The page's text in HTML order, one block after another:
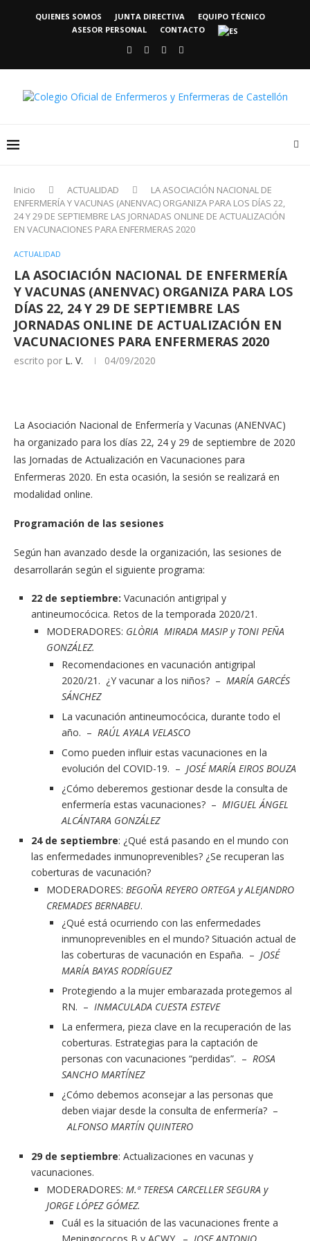
QUIENES SOMOS JUNTA DIRECTIVA
EQUIPO TÉCNICO
ASESOR PERSONAL
CONTACTO
Inicio ACTUALIDAD
LA ASOCIACIÓN NACIONAL DE
ENFERMERÍA Y VACUNAS (ANENVAC) ORGANIZA PARA LOS DÍAS 22,
24 Y 29 DE SEPTIEMBRE LAS JORNADAS ONLINE DE ACTUALIZACIÓN
EN VACUNACIONES PARA ENFERMERAS 2020
ACTUALIDAD
LA ASOCIACIÓN NACIONAL DE ENFERMERÍA
Y VACUNAS (ANENVAC) ORGANIZA PARA LOS
DÍAS 22, 24 Y 29 DE SEPTIEMBRE LAS
JORNADAS ONLINE DE ACTUALIZACIÓN EN
VACUNACIONES PARA ENFERMERAS 2020
escrito por L. V. 04/09/2020
La Asociación Nacional de Enfermería y Vacunas (ANENVAC)
ha organizado para los días 22, 24 y 29 de septiembre de 2020
las Jornadas de Actualización en Vacunaciones para
Enfermeras 2020. En esta ocasión, la sesión se realizará en
modalidad online.
Programación de las sesiones
Según han avanzado desde la organización, las sesiones de
desarrollarán según el siguiente programa:
22 de septiembre: Vacunación antigripal y
antineumocócica. Retos de la temporada 2020/21.
MODERADORES: GLÒRIA MIRADA MASIP y TONI PEÑA
GONZÁLEZ.
Recomendaciones en vacunación antigripal
2020/21. ¿Y vacunar a los niños? – MARÍA GARCÉS
SÁNCHEZ
La vacunación antineumocócica, durante todo el
año. – RAÚL AYALA VELASCO
Como pueden influir estas vacunaciones en la
evolución del COVID-19. – JOSÉ MARÍA EIROS BOUZA
¿Cómo deberemos gestionar desde la consulta de
enfermería estas vacunaciones? – MIGUEL ÁNGEL
ALCÁNTARA GONZÁLEZ
24 de septiembre: ¿Qué está pasando en el mundo con
las enfermedades inmunoprevenibles? ¿Se recuperan las
coberturas de vacunación?
MODERADORES: BEGOÑA REYERO ORTEGA y ALEJANDRO
CREMADES BERNABEU.
¿Qué está ocurriendo con las enfermedades
inmunoprevenibles en el mundo? Situación actual de
las coberturas de vacunación en España. – JOSÉ
MARÍA BAYAS RODRÍGUEZ
Protegiendo a la mujer embarazada protegemos al
RN. – INMACULADA CUESTA ESTEVE
La enfermera, pieza clave en la recuperación de las
coberturas. Estrategias para la captación de
personas con vacunaciones “perdidas”. – ROSA
SANCHO MARTÍNEZ
¿Cómo debemos aconsejar a las personas que
deben viajar desde la consulta de enfermería? –
ALFONSO MARTÍN QUINTERO
29 de septiembre: Actualizaciones en vacunas y
vacunaciones.
MODERADORES: M.ª TERESA CARCELLER SEGURA y
JORGE LÓPEZ GÓMEZ.
Cuál es la situación de las vacunaciones frente a